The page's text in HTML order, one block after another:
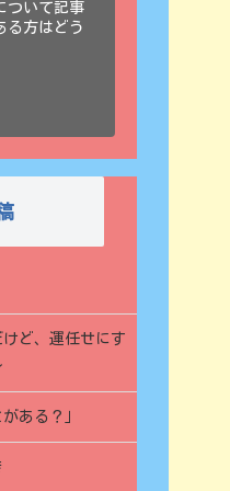
ついて記事
る方はどう
ど、運任せにす
ある？」